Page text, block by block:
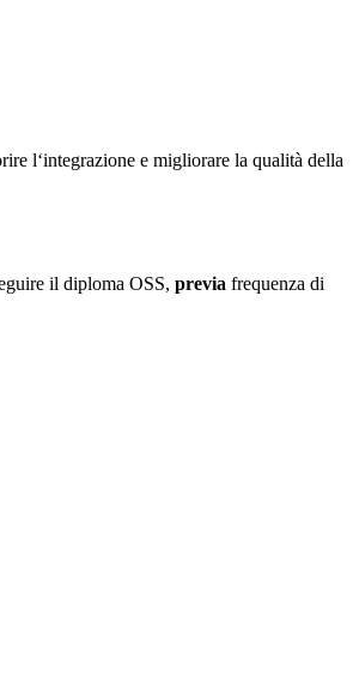
l‘integrazione e migliorare la qualità della
il diploma OSS, previa frequenza di